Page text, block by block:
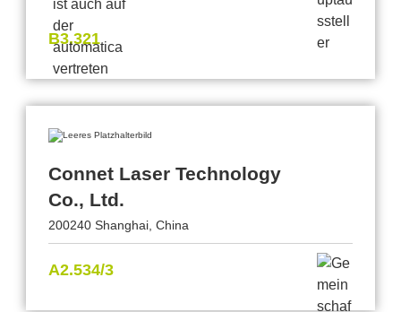
B3.321
Connet Laser Technology
Co., Ltd.
200240 Shanghai, China
A2.534/3